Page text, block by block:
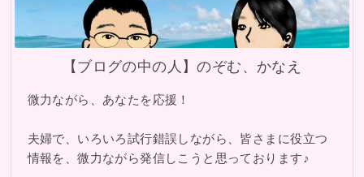
【ブログの中の人】のぞむ、かなえ
微力ながら、あなたを応援！
夫婦で、いろいろ試行錯誤しながら、皆さまに役立つ
情報を、微力ながら発信しこうと思っております♪